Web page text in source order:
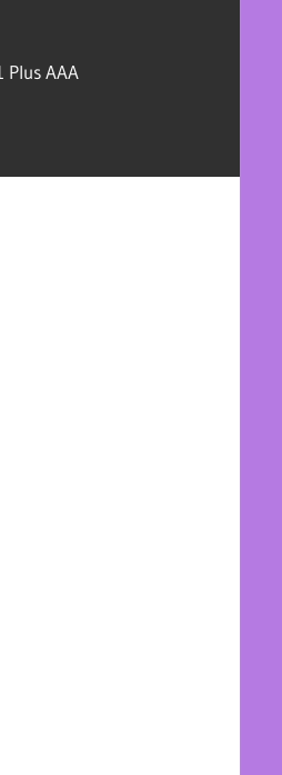
Plus AAA